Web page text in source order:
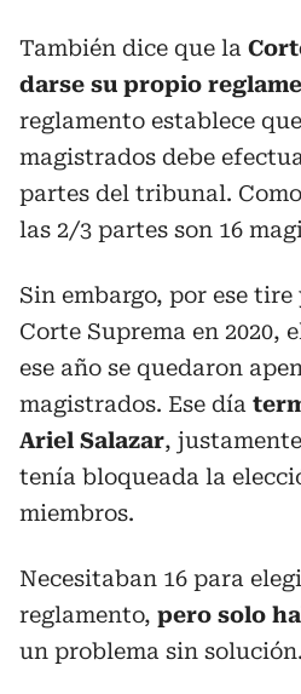
También dice que la
darse su propio
reglamento establece
magistrados debe
partes del tribunal.
las 2/3 partes son 16
Sin embargo, por ese
Corte Suprema en 2020,
ese año se quedaron
magistrados. Ese día
Ariel Salazar,
tenía bloqueada la
miembros.
Necesitaban 16 para
reglamento, pero solo
un problema sin solución.